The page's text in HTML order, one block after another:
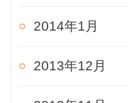
2014年1月
2013年12月